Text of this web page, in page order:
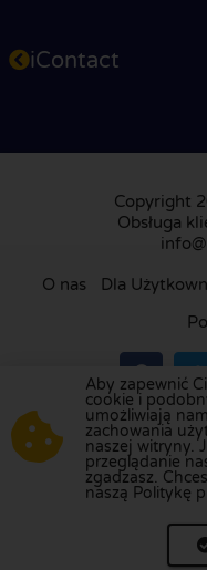
iContact
Copyright
Obsługa
O nas Dla
Odwiedź naszą
Wielkiej Brytanii,
Hiszpanii,Włoszech
Szwecji.
Aby zapewnić
cookie i
umożliwiają
zachowania
naszej witryny.
przeglądanie
zgadzasz.
naszą Politykę